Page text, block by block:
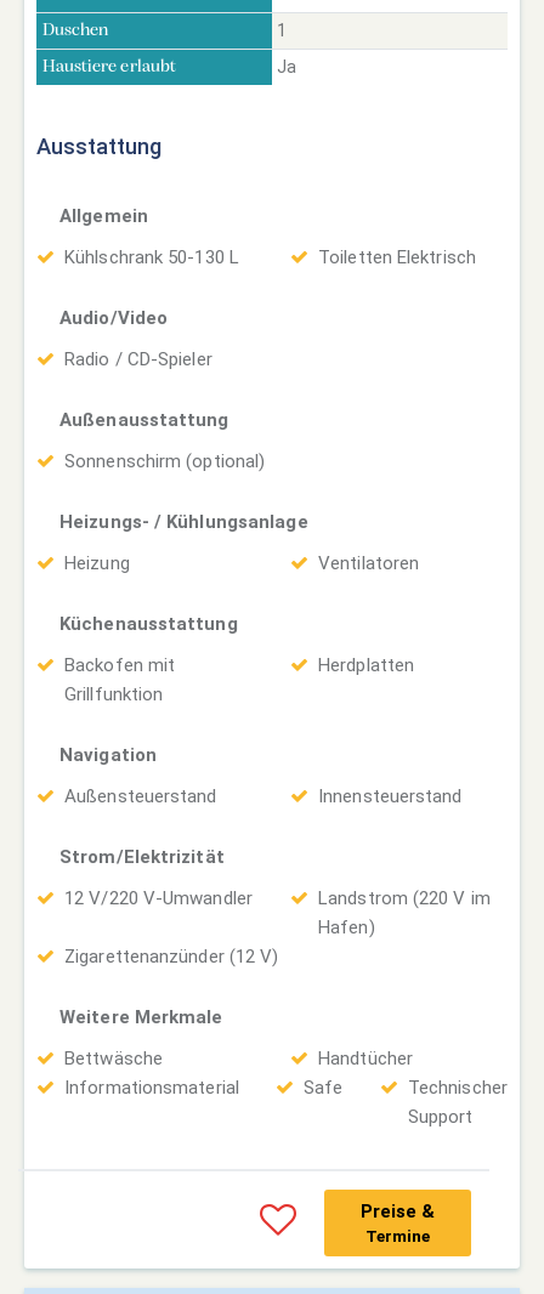
Duschen 1
Haustiere erlaubt Ja
Ausstattung
Allgemein
Kühlschrank 50-130 L
Toiletten Elektrisch
Audio/Video
Radio / CD-Spieler
Außenausstattung
Sonnenschirm (optional)
Heizungs- / Kühlungsanlage
Heizung
Ventilatoren
Küchenausstattung
Backofen mit
Grillfunktion
Herdplatten
Navigation
Außensteuerstand
Innensteuerstand
Strom/Elektrizität
12 V/220 V-Umwandler
Landstrom (220 V im
Hafen)
Zigarettenanzünder (12 V)
Weitere Merkmale
Bettwäsche
Handtücher
Informationsmaterial
Safe
Technischer
Support
Preise &
Termine